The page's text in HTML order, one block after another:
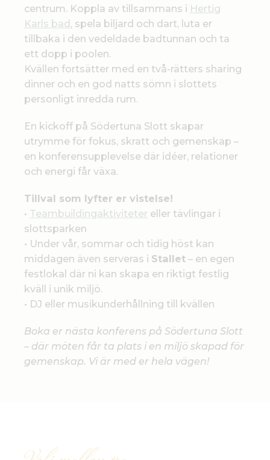
centrum. Koppla av tillsammans i Hertig
Karls bad , spela biljard och dart, luta er
tillbaka i den vedeldade badtunnan och ta
ett dopp i poolen.
Kvällen fortsätter med en två-rätters sharing
dinner och en god natts sömn i slottets
personligt inredda rum.
En kickoff på Södertuna Slott skapar
utrymme för fokus, skratt och gemenskap –
en konferensupplevelse där idéer, relationer
och energi får växa.
Tillval som lyfter er vistelse!
• Teambuildingaktiviteter eller tävlingar i
slottsparken
• Under vår, sommar och tidig höst kan
middagen även serveras i Stallet – en egen
festlokal där ni kan skapa en riktigt festlig
kväll i unik miljö.
• DJ eller musikunderhållning till kvällen
Boka er nästa konferens på Södertuna Slott
– där möten får ta plats i en miljö skapad för
gemenskap. Vi är med er hela vägen!